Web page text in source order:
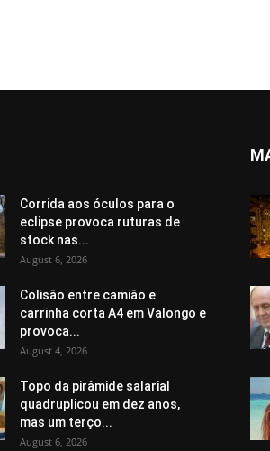
Corrida aos óculos para o
eclipse provoca ruturas de
stock nas...
August 6, 2026
Colisão entre camião e
carrinha corta A4 em Valongo e
provoca...
August 4, 2026
Topo da pirâmide salarial
quadruplicou em dez anos,
mas um terço...
August 6, 2026